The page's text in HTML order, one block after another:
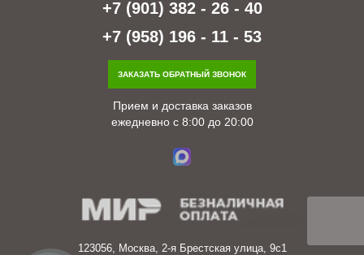
+7 (901) 382 - 26 - 40
+7 (958) 196 - 11 - 53
ЗАКАЗАТЬ ОБРАТНЫЙ ЗВОНОК
Прием и доставка заказов
ежедневно с 8:00 до 20:00
123056, Москва, 2-я Брестская улица, 9с1